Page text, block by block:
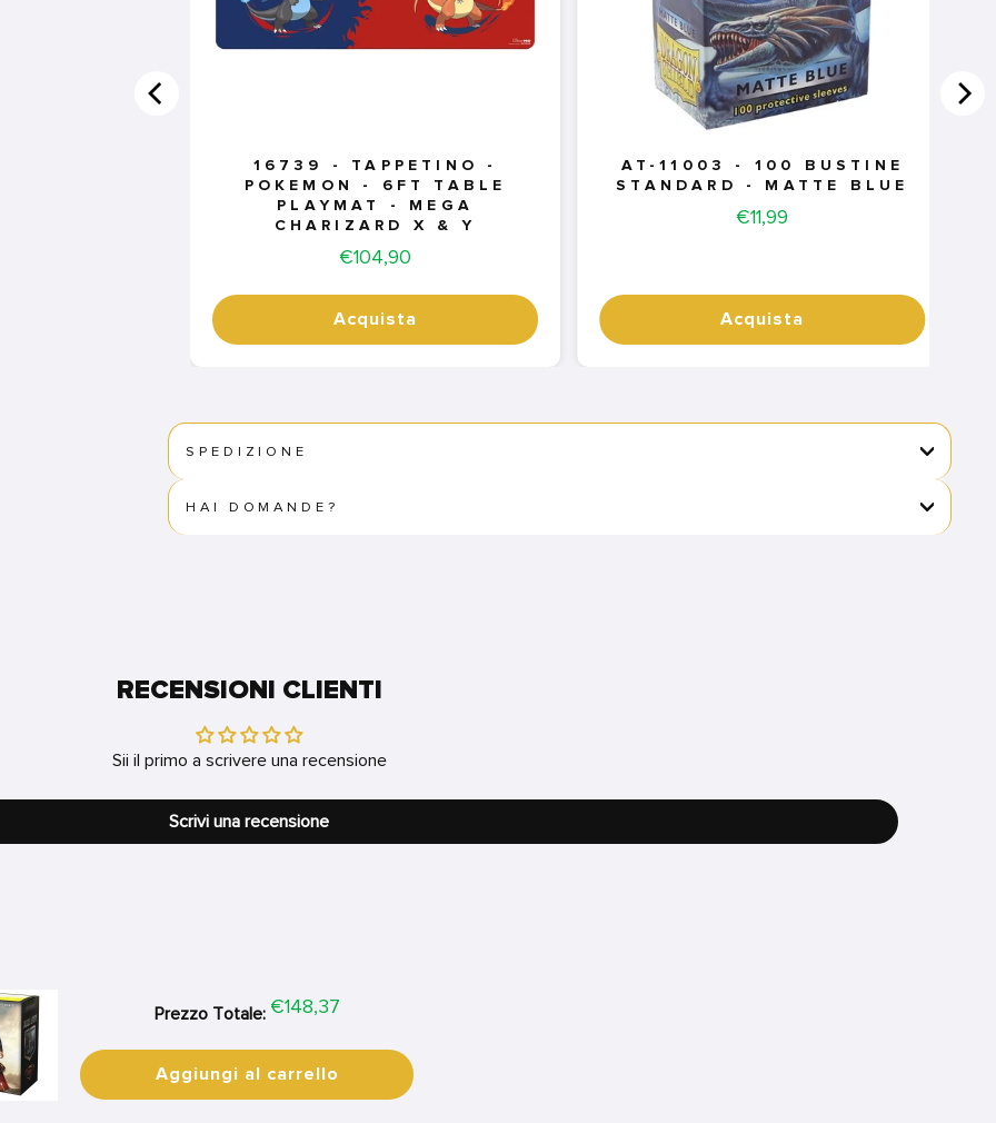
16739 - TAPPETINO -
POKEMON - 6FT TABLE
PLAYMAT - MEGA
CHARIZARD X & Y
Price
€104,90
Acquista
AT-11003 - 100 BUSTINE
STANDARD - MATTE BLUE
Price
€11,99
Acquista
SPEDIZIONE
HAI DOMANDE?
RECENSIONI CLIENTI
Sii il primo a scrivere una recensione
Scrivi una recensione
Prezzo Totale: Price
€148,37
Aggiungi al carrello